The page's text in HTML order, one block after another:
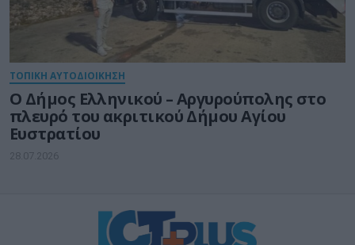
ΤΟΠΙΚΗ ΑΥΤΟΔΙΟΙΚΗΣΗ
Ο Δήμος Ελληνικού – Αργυρούπολης στο
πλευρό του ακριτικού Δήμου Αγίου
Ευστρατίου
28.07.2026